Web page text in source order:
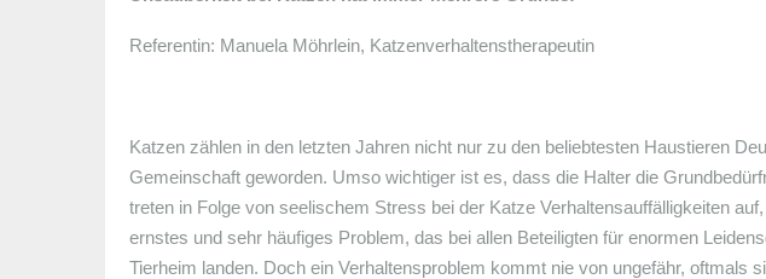
Referentin: Manuela Möhrlein, Katzenverhaltenstherapeutin
Katzen zählen in den letzten Jahren nicht nur zu den beliebtesten Haustieren
Gemeinschaft geworden. Umso wichtiger ist es, dass die Halter die
treten in Folge von seelischem Stress bei der Katze Verhaltensauffälligkeiten
ernstes und sehr häufiges Problem, das bei allen Beteiligten für enormen
Tierheim landen. Doch ein Verhaltensproblem kommt nie von ungefähr,